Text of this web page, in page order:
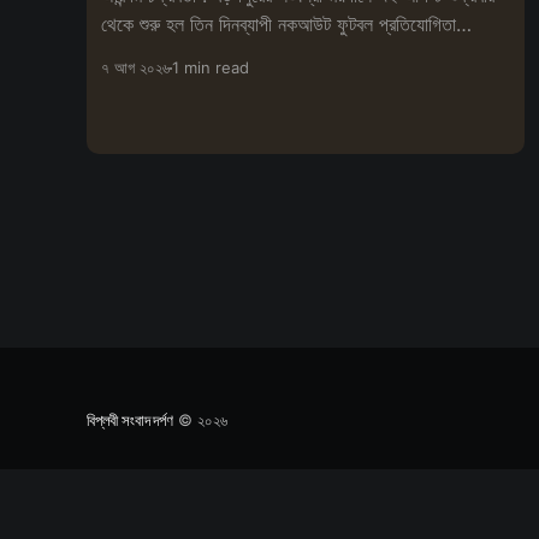
থেকে শুরু হল তিন দিনব্যাপী নকআউট ফুটবল প্রতিযোগিতা
৭ আগ ২০২৬1 min read
বিপ্লবী সংবাদ দর্পণ© ২০২৬